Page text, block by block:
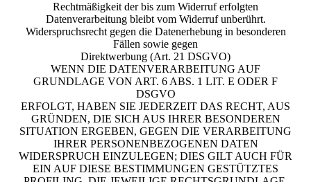
Rechtmäßigkeit der bis zum Widerruf erfolgten
Datenverarbeitung bleibt vom Widerruf unberührt.
Widerspruchsrecht gegen die Datenerhebung in besonderen
Fällen sowie gegen
Direktwerbung (Art. 21 DSGVO)
WENN DIE DATENVERARBEITUNG AUF
GRUNDLAGE VON ART. 6 ABS. 1 LIT. E ODER F
DSGVO
ERFOLGT, HABEN SIE JEDERZEIT DAS RECHT, AUS
GRÜNDEN, DIE SICH AUS IHRER BESONDEREN
SITUATION ERGEBEN, GEGEN DIE VERARBEITUNG
IHRER PERSONENBEZOGENEN DATEN
WIDERSPRUCH EINZULEGEN; DIES GILT AUCH FÜR
EIN AUF DIESE BESTIMMUNGEN GESTÜTZTES